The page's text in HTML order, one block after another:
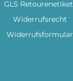
GLS
Widerrufsrecht
Widerrufsformular